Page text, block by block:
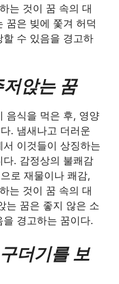
는 것이 꿈 속의 대
꿈은 빚에 쫓겨 허덕
수 있음을 경고하
앉는 꿈
음식을 먹은 후, 영양
. 냄새나고 더러운
이것들이 상징하는
. 감정상의 불쾌감
로 재물이나 쾌감,
는 것이 꿈 속의 대
는 꿈은 좋지 않은 소
경고하는 꿈이다.
더기를 보